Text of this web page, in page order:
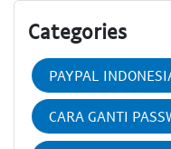
Categories
PAYPAL
CARA GANTI